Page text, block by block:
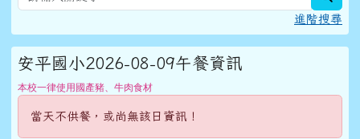
進階搜尋
安平國小2026-08-09午餐資訊
本校一律使用國產豬、牛肉食材
當天不供餐，或尚無該日資訊！